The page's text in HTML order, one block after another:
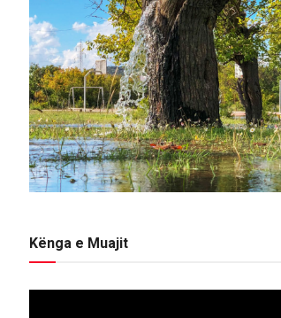
Kënga e Muajit